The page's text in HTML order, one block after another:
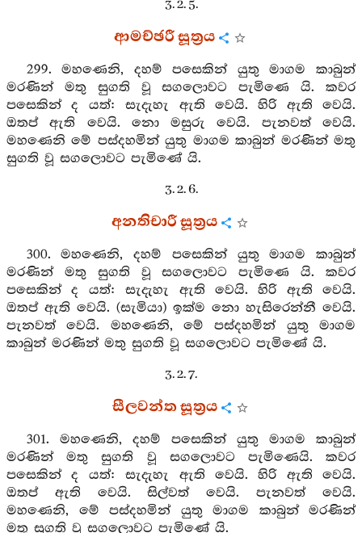
3. 2. 5.
ආමච්ඡරී සූත්‍රය
299. මහණෙනි, දහම් පසෙකින් යුතු මාගම කාබුන්
මරණින් මතු සුගති වූ සගලොවට පැමිණෙ යි. කවර
පසෙකින් ද යත්: සැදැහැ ඇති වෙයි. හිරි ඇති වෙයි.
ඔතප් ඇති වෙයි. නො මසුරු වෙයි. පැනවත් වෙයි.
මහණෙනි මේ පස්දහමින් යුතු මාගම කාබුන් මරණින් මතු
සුගති වූ සගලොවට පැමිණේ යි.
3. 2. 6.
අනතිචාරී සූත්‍රය
300. මහණෙනි, දහම් පසෙකින් යුතු මාගම කාබුන්
මරණින් මතු සුගති වූ සගලොවට පැමිණෙ යි. කවර
පසෙකින් ද යත්: සැදැහැ ඇති වෙයි. හිරි ඇති වෙයි.
ඔතප් ඇති වෙයි. (සැමියා) ඉක්ම නො හැසිරෙන්නී වෙයි.
පැනවත් වෙයි. මහණෙනි, මේ පස්දහමින් යුතු මාගම
කාබුන් මරණින් මතු සුගති වූ සගලොවට පැමිණේ යි.
3. 2. 7.
සීලවන්ත සූත්‍රය
301. මහණෙනි, දහම් පසෙකින් යුතු මාගම කාබුන්
මරණින් මතු සුගති වූ සගලොවට පැමිණෙයි. කවර
පසෙකින් ද යත්: සැදැහැ ඇති වෙයි. හිරි ඇති වෙයි.
ඔතප් ඇති වෙයි. සිල්වත් වෙයි. පැනවත් වෙයි.
මහණෙනි, මේ පස්දහමින් යුතු මාගම කාබුන් මරණින්
මතු සුගති වූ සගලොවට පැමිණේ යි.